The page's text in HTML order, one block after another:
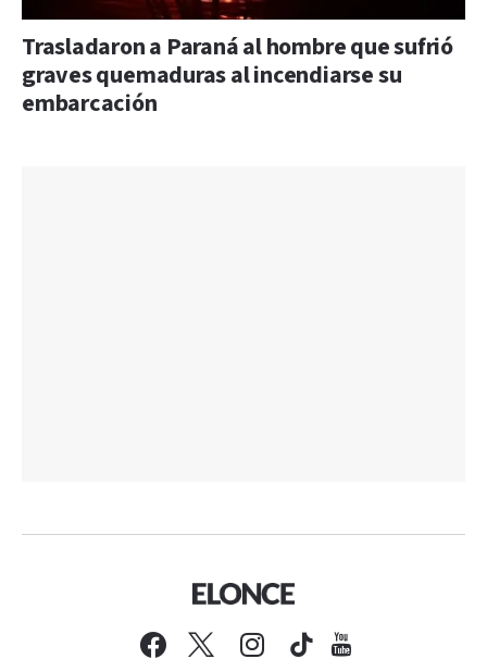
Trasladaron a Paraná al hombre que sufrió
graves quemaduras al incendiarse su
embarcación